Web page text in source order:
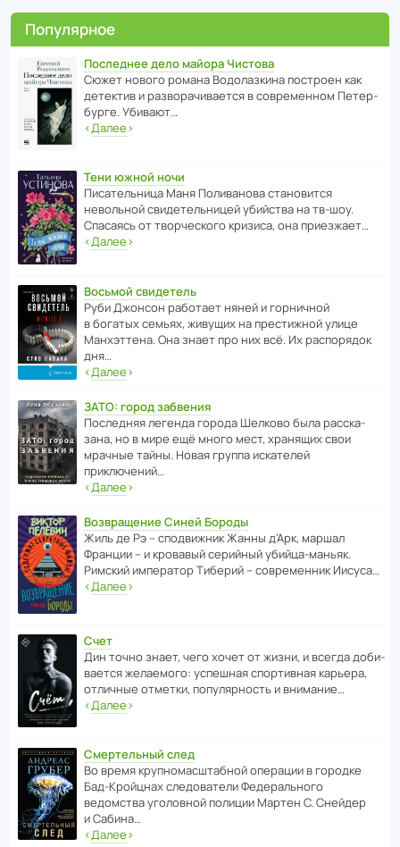
Популярное
Последнее дело майора Чистова
Сюжет нового романа Водо­ла­з­кина пост­роен как
дете­ктив и разво­ра­чи­ва­ется в совре­менном Пете­р­
бурге. Убивают…
‹Далее›
Тени южной ночи
Писа­тель­ница Маня Поли­ва­нова стано­вится
невольной свиде­тель­ницей убийства на тв-шоу.
Спасаясь от твор­че­с­кого кризиса, она приезжает…
‹Далее›
Восьмой свидетель
Руби Джонсон рабо­тает няней и горни­чной
в богатых семьях, живущих на прес­ти­жной улице
Манх­эт­тена. Она знает про них всё. Их распо­рядок
дня…
‹Далее›
ЗАТО: город забвения
После­дняя легенда города Шелково была расска­
зана, но в мире ещё много мест, хранящих свои
мрачные тайны. Новая группа иска­телей
приключений…
‹Далее›
Возвращение Синей Бороды
Жиль де Рэ – спод­ви­жник Жанны д’Арк, маршал
Франции – и кровавый серийный убийца-маньяк.
Римский импе­ратор Тиберий – совре­менник Иисуса…
‹Далее›
Счет
Дин точно знает, чего хочет от жизни, и всегда доби­
ва­ется жела­е­мого: успе­шная спор­ти­вная карьера,
отли­чные отметки, попу­ля­р­ность и внимание…
‹Далее›
Смертельный след
Во время круп­но­мас­ш­та­бной операции в городке
Бад‑Крой­цнах следо­ва­тели Феде­раль­ного
ведомства уголо­вной полиции Мартен С. Снейдер
и Сабина…
‹Далее›